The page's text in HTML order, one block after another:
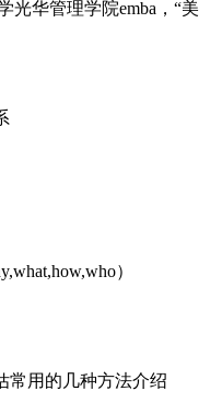
华管理学院emba，“美
）
常用的几种方法介绍